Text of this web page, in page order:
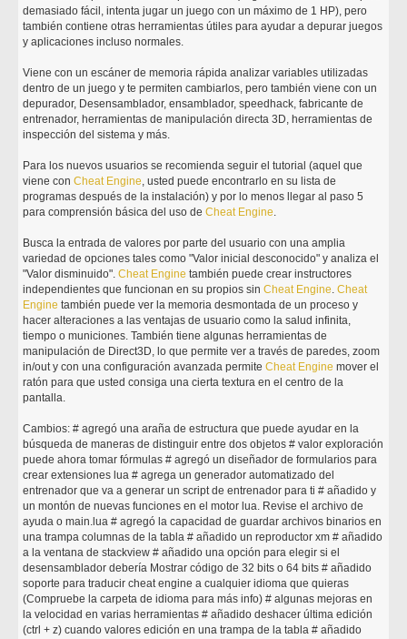
demasiado fácil, intenta jugar un juego con un máximo de 1 HP), pero
también contiene otras herramientas útiles para ayudar a depurar juegos
y aplicaciones incluso normales.
Viene con un escáner de memoria rápida analizar variables utilizadas
dentro de un juego y te permiten cambiarlos, pero también viene con un
depurador, Desensamblador, ensamblador, speedhack, fabricante de
entrenador, herramientas de manipulación directa 3D, herramientas de
inspección del sistema y más.
Para los nuevos usuarios se recomienda seguir el tutorial (aquel que
viene conCheat Engine, usted puede encontrarlo en su lista de
programas después de la instalación) y por lo menos llegar al paso 5
para comprensión básica del uso deCheat Engine.
Busca la entrada de valores por parte del usuario con una amplia
variedad de opciones tales como "Valor inicial desconocido" y analiza el
"Valor disminuido".Cheat Engine también puede crear instructores
independientes que funcionan en su propios sinCheat Engine.Cheat
Engine también puede ver la memoria desmontada de un proceso y
hacer alteraciones a las ventajas de usuario como la salud infinita,
tiempo o municiones. También tiene algunas herramientas de
manipulación de Direct3D, lo que permite ver a través de paredes, zoom
in/out y con una configuración avanzada permiteCheat Engine mover el
ratón para que usted consiga una cierta textura en el centro de la
pantalla.
Cambios: # agregó una araña de estructura que puede ayudar en la
búsqueda de maneras de distinguir entre dos objetos # valor exploración
puede ahora tomar fórmulas # agregó un diseñador de formularios para
crear extensiones lua # agrega un generador automatizado del
entrenador que va a generar un script de entrenador para ti # añadido y
un montón de nuevas funciones en el motor lua. Revise el archivo de
ayuda o main.lua # agregó la capacidad de guardar archivos binarios en
una trampa columnas de la tabla # añadido un reproductor xm # añadido
a la ventana de stackview # añadido una opción para elegir si el
desensamblador debería Mostrar código de 32 bits o 64 bits # añadido
soporte para traducir cheat engine a cualquier idioma que quieras
(Compruebe la carpeta de idioma para más info) # algunas mejoras en
la velocidad en varias herramientas # añadido deshacer última edición
(ctrl + z) cuando valores edición en una trampa de la tabla # añadido